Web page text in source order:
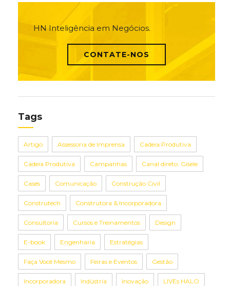
HN Inteligência em Negócios.
CONTATE-NOS
Tags
Artigo Assessoria de Imprensa Cadeia Produtiva
Cadeia Produtiva Campanhas Canal direto: Gisele
Cases Comunicação Construção Civil
Construtech Construtora & Incorporadora
Consultoria Cursos e Treinamentos Design
E-book Engenharia Estratégias
Faça Você Mesmo Feiras e Eventos Gestão
Incorporadora Indústria Inovação LIVEs HALO